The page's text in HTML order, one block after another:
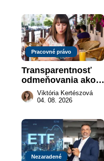
Pracovné právo
Transparentnosť
odmeňovania ako
právna povinnosť:
revolúcia na
práce
Viktória Kertészová
04. 08. 2026
Nezaradené